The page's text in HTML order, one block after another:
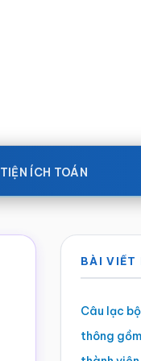
TIỆN ÍCH TOÁN
chính
BÀI VIẾT
Câu lạc
thông gồm